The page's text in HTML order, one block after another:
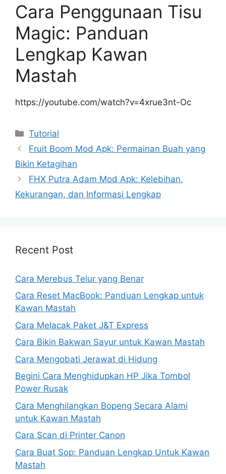
Cara Penggunaan Tisu
Magic: Panduan
Lengkap Kawan
Mastah
https://youtube.com/watch?v=4xrue3nt-Oc
Kategori
Tutorial
Fruit Boom Mod Apk: Permainan Buah yang
Bikin Ketagihan
FHX Putra Adam Mod Apk: Kelebihan,
Kekurangan, dan Informasi Lengkap
Recent Post
Cara Merebus Telur yang Benar
Cara Reset MacBook: Panduan Lengkap untuk
Kawan Mastah
Cara Melacak Paket J&T Express
Cara Bikin Bakwan Sayur untuk Kawan Mastah
Cara Mengobati Jerawat di Hidung
Begini Cara Menghidupkan HP Jika Tombol
Power Rusak
Cara Menghilangkan Bopeng Secara Alami
untuk Kawan Mastah
Cara Scan di Printer Canon
Cara Buat Sop: Panduan Lengkap Untuk Kawan
Mastah